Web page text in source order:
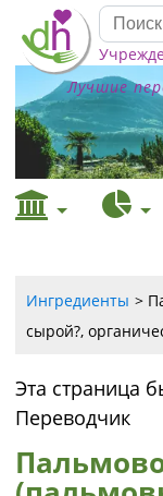
Лучшие
Ингредиенты
сырой?,
Эта страница
Переводчик